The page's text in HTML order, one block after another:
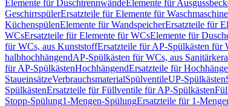
Elemente für DuschtrennwändeElemente für
GeschirrspülerErsatzteile für Elemente für
KüchenspülenElemente für WandspeicherErsatzteile für
WCsErsatzteile für Elemente für WCsElemente für
für WCs, aus KunststoffErsatzteile für AP-Spülkästen für
halbhochhängendAP-Spülkästen für WCs, aus
für AP-SpülkästenHochhängendErsatzteile für
StaueinsätzeVerbrauchsmaterialSpülventileUP-Spülkästen
SpülkästenErsatzteile für Füllventile für AP-Spülkästen
Stopp-Spülung1-Mengen-SpülungErsatzteile für 1-